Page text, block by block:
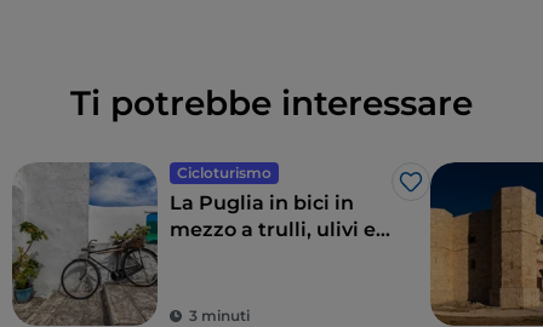
Ti potrebbe interessare
Cicloturismo
Like
La Puglia in bici in
mezzo a trulli, ulivi e
3 minuti